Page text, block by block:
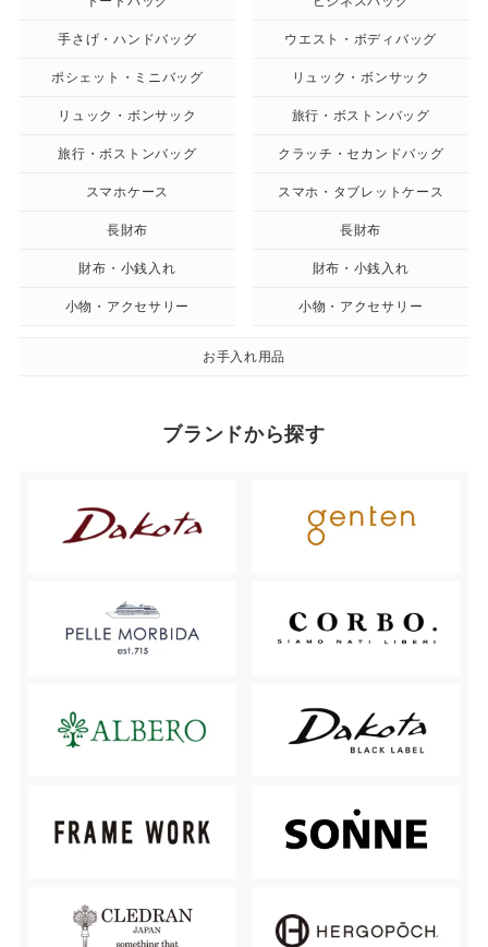
手さげ・ハンドバッグ
ポシェット・ミニバッグ
リュック・ボンサック
旅行・ボストンバッグ
スマホケース
長財布
財布・小銭入れ
小物・アクセサリー
ウエスト・ボディバッグ
リュック・ボンサック
旅行・ボストンバッグ
クラッチ・セカンドバッグ
スマホ・タブレットケース
長財布
財布・小銭入れ
小物・アクセサリー
お手入れ用品
ブランドから探す